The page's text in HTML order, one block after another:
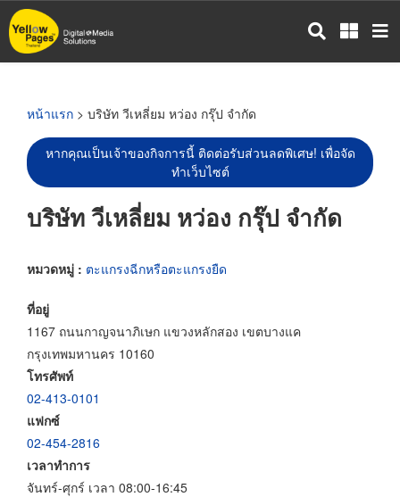
ข้าม
ไป
หน้าแรก > บริษัท วีเหลี่ยม หว่อง กรุ๊ป จำกัด
หากคุณเป็นเจ้าของกิจการนี้ ติดต่อรับส่วนลดพิเศษ! เพื่อจัด
ทำเว็บไซต์
บริษัท วีเหลี่ยม หว่อง กรุ๊ป จำกัด
หมวดหมู่ : ตะแกรงฉีกหรือตะแกรงยืด
ที่อยู่
1167 ถนนกาญจนาภิเษก แขวงหลักสอง เขตบางแค
กรุงเทพมหานคร 10160
โทรศัพท์
02-413-0101
แฟกซ์
02-454-2816
เวลาทำการ
จันทร์-ศุกร์ เวลา 08:00-16:45